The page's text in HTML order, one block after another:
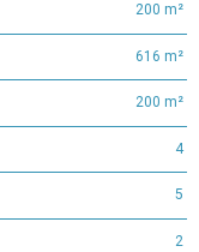
200 m²
616 m²
200 m²
4
5
2